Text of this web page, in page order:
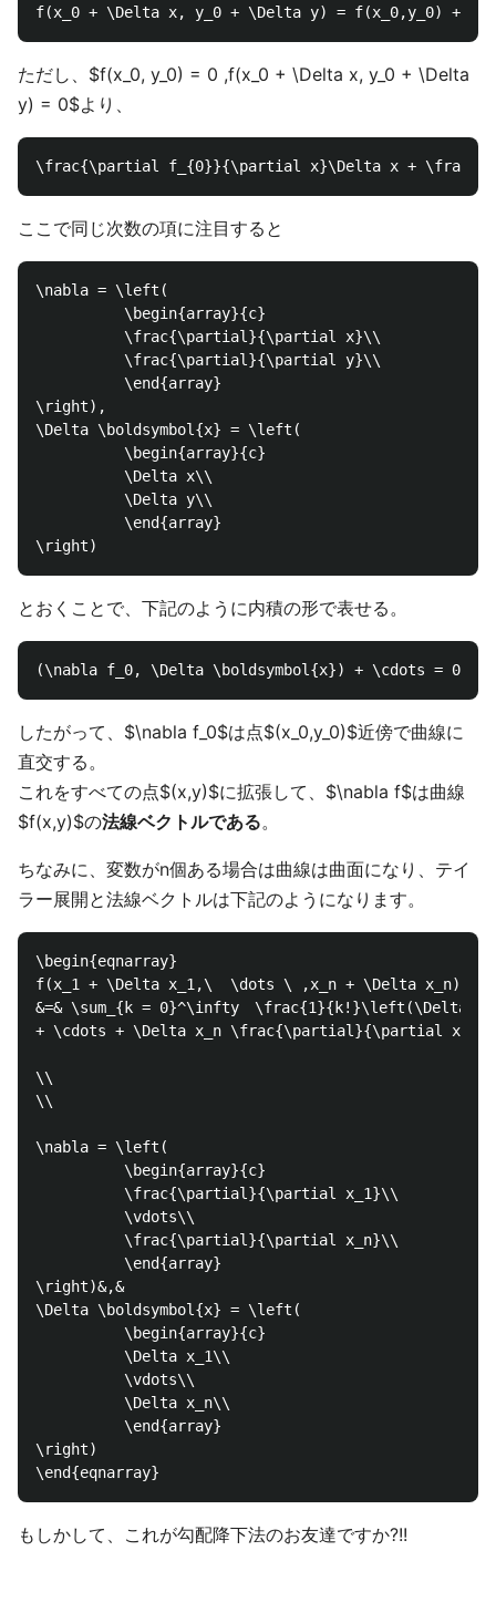
ただし、$f(x_0, y_0) = 0 ,f(x_0 + \Delta x, y_0 + \Delta
y) = 0$より、
ここで同じ次数の項に注目すると
\nabla = \left(
          \begin{array}{c}
          \frac{\partial}{\partial x}\\
          \frac{\partial}{\partial y}\\
          \end{array}
\right),
\Delta \boldsymbol{x} = \left(
          \begin{array}{c}
          \Delta x\\
          \Delta y\\
          \end{array}
とおくことで、下記のように内積の形で表せる。
したがって、$\nabla f_0$は点$(x_0,y_0)$近傍で曲線に
直交する。
これをすべての点$(x,y)$に拡張して、$\nabla f$は曲線
$f(x,y)$の法線ベクトルである。
ちなみに、変数がn個ある場合は曲線は曲面になり、テイ
ラー展開と法線ベクトルは下記のようになります。
\begin{eqnarray}
f(x_1 + \Delta x_1,\  \dots \ ,x_n + \Delta x_n)
&=& \sum_{k = 0}^\infty　\frac{1}{k!}\left(\Delta
+ \cdots + \Delta x_n \frac{\partial}{\partial
\\
\\
\nabla = \left(
          \begin{array}{c}
          \frac{\partial}{\partial x_1}\\
          \vdots\\
          \frac{\partial}{\partial x_n}\\
          \end{array}
\right)&,&
\Delta \boldsymbol{x} = \left(
          \begin{array}{c}
          \Delta x_1\\
          \vdots\\
          \Delta x_n\\
          \end{array}
\right)
もしかして、これが勾配降下法のお友達ですか?!!